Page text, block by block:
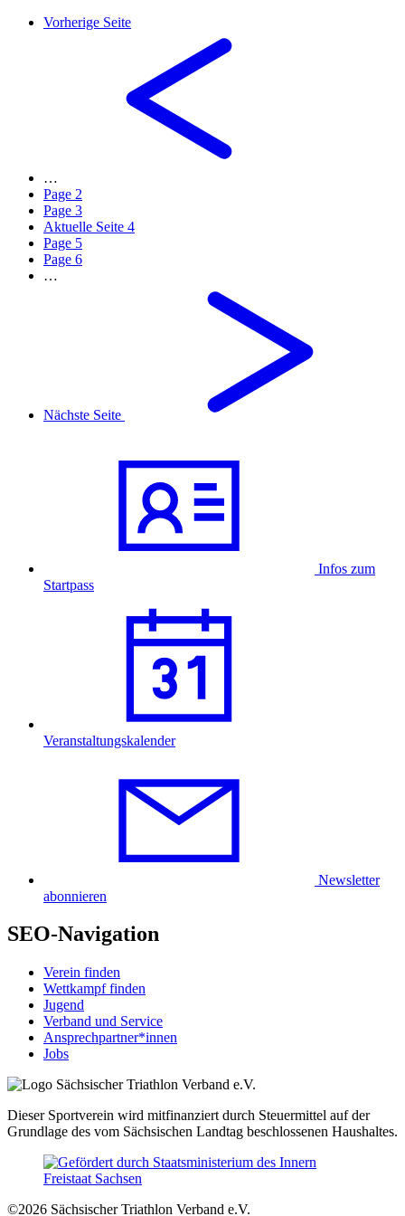
Vorherige Seite
…
Page 2
Page 3
Aktuelle Seite 4
Page 5
Page 6
…
Nächste Seite
Infos zum
Startpass
Veranstaltungskalender
Newsletter
abonnieren
SEO-Navigation
Verein finden
Wettkampf finden
Jugend
Verband und Service
Ansprechpartner*innen
Jobs
Dieser Sportverein wird mitfinanziert durch Steuermittel auf der
Grundlage des vom Sächsischen Landtag beschlossenen Haushaltes.
©2026 Sächsischer Triathlon Verband e.V.